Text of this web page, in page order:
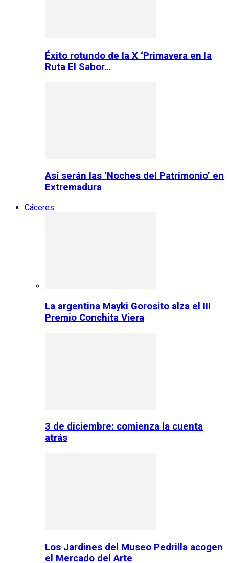
Éxito rotundo de la X ‘Primavera en la
Ruta El Sabor…
Así serán las ‘Noches del Patrimonio’ en
Extremadura
Cáceres
La argentina Mayki Gorosito alza el III
Premio Conchita Viera
3 de diciembre: comienza la cuenta
atrás
Los Jardines del Museo Pedrilla acogen
el Mercado del Arte